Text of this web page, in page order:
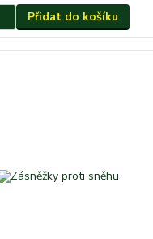
Přidat do košíku